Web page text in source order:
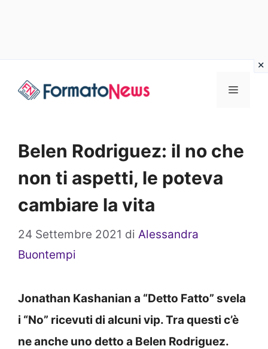
Menu
Belen Rodriguez: il no che
non ti aspetti, le poteva
cambiare la vita
24 Settembre 2021 di Alessandra
Buontempi
Jonathan Kashanian a “Detto Fatto” svela
i “No” ricevuti di alcuni vip. Tra questi c’è
ne anche uno detto a Belen Rodriguez.